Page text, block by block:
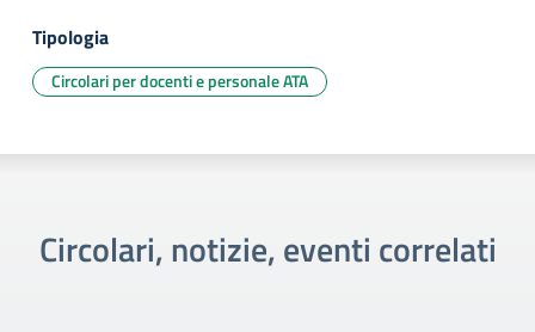
Tipologia
Circolari per docenti e personale ATA
Circolari, notizie, eventi correlati